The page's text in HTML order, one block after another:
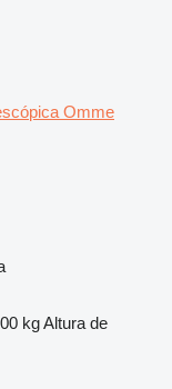
Omme
kgAltura de